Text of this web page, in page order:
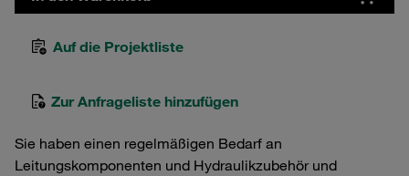
Auf die Projektliste
Zur Anfrageliste hinzufügen
Sie haben einen regelmäßigen Bedarf an
Leitungskomponenten und Hydraulikzubehör und